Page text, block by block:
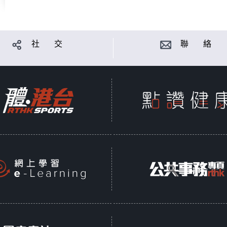
社 交 聯 絡